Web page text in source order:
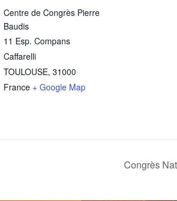
Centre de Congrès Pierre
Baudis
11 Esp. Compans
Caffarelli
TOULOUSE, 31000
France + Google Map
Congrès